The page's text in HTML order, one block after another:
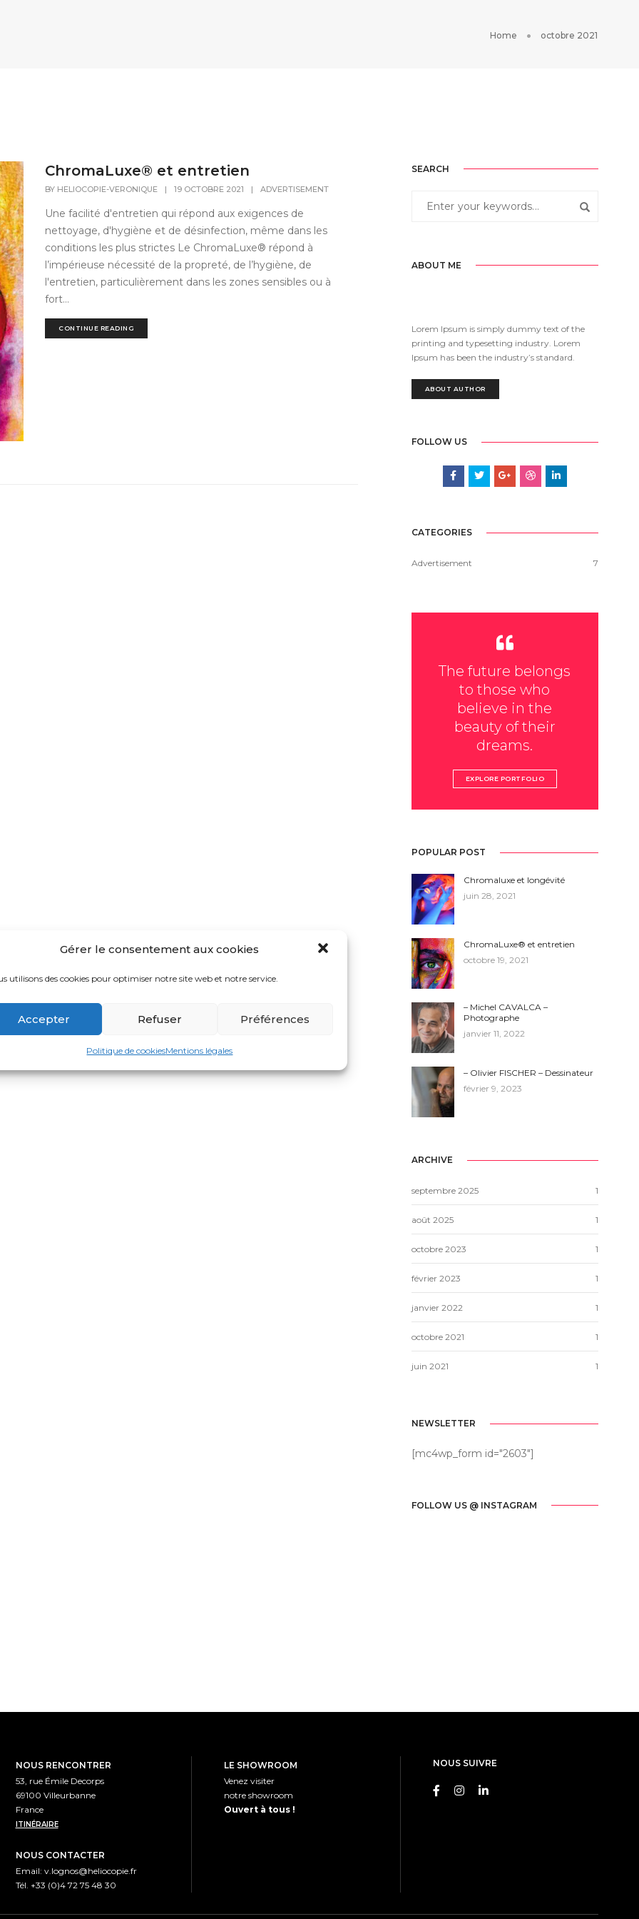
Gérer le consentement aux cookies
utilisons des cookies pour optimiser notre site web et notre service.
Accepter Refuser Préférences
Politique de cookiesMentions légales
Home octobre 2021
ChromaLuxe® et entretien
BY HELIOCOPIE-VERONIQUE | 19 OCTOBRE 2021 | ADVERTISEMENT
Une facilité d'entretien qui répond aux exigences de
nettoyage, d'hygiène et de désinfection, même dans les
conditions les plus strictes Le ChromaLuxe® répond à
l’impérieuse nécessité de la propreté, de l’hygiène, de
l'entretien, particulièrement dans les zones sensibles ou à
fort...
CONTINUE READING
SEARCH
ABOUT ME
Lorem Ipsum is simply dummy text of the
printing and typesetting industry. Lorem
Ipsum has been the industry’s standard.
ABOUT AUTHOR
FOLLOW US
CATEGORIES
Advertisement 7
The future belongs
to those who
believe in the
beauty of their
dreams.
EXPLORE PORTFOLIO
POPULAR POST
Chromaluxe et longévité
juin 28, 2021
ChromaLuxe® et entretien
octobre 19, 2021
– Michel CAVALCA –
Photographe
janvier 11, 2022
– Olivier FISCHER – Dessinateur
février 9, 2023
ARCHIVE
septembre 2025 1
août 2025 1
octobre 2023 1
février 2023 1
janvier 2022 1
octobre 2021 1
juin 2021 1
NEWSLETTER
[mc4wp_form id="2603"]
FOLLOW US @ INSTAGRAM
NOUS RENCONTRER
53, rue Émile Decorps
69100 Villeurbanne
France
ITINÉRAIRE
NOUS CONTACTER
Email: v.lognos@heliocopie.fr
Tél. +33 (0)4 72 75 48 30
LE SHOWROOM
Venez visiter
notre showroom
Ouvert à tous !
NOUS SUIVRE